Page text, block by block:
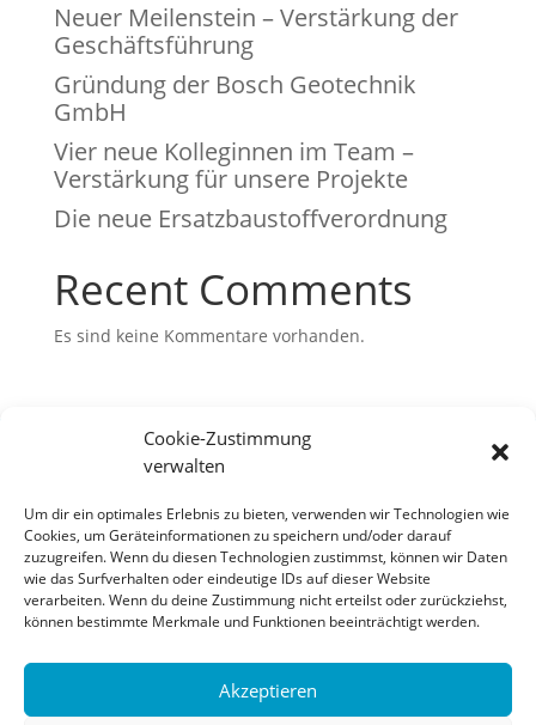
Cookie-Zustimmung
verwalten
Um dir ein optimales Erlebnis zu bieten, verwenden wir Technologien wie
Cookies, um Geräteinformationen zu speichern und/oder darauf
zuzugreifen. Wenn du diesen Technologien zustimmst, können wir Daten
wie das Surfverhalten oder eindeutige IDs auf dieser Website
verarbeiten. Wenn du deine Zustimmung nicht erteilst oder zurückziehst,
können bestimmte Merkmale und Funktionen beeinträchtigt werden.
Akzeptieren
Neuer Meilenstein – Verstärkung der
Geschäftsführung
Gründung der Bosch Geotechnik
GmbH
Vier neue Kolleginnen im Team –
Verstärkung für unsere Projekte
Die neue Ersatzbaustoffverordnung
Recent Comments
Es sind keine Kommentare vorhanden.
Fuggerring 21
87733 Markt Rettenbach
08392/21999-0